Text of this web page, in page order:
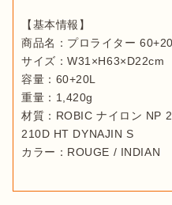
【基本情報】
商品名：プロライター 60+20
サイズ：W31×H63×D22cm
容量：60+20L
重量：1,420g
材質：ROBIC ナイロン NP
210D HT DYNAJIN S
カラー：ROUGE / INDIAN